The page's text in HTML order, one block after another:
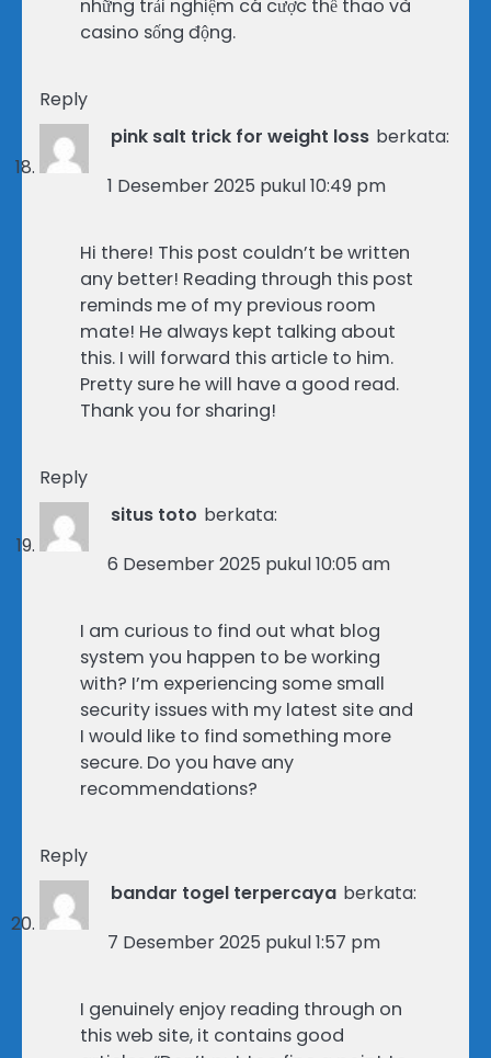
những trải nghiệm cá cược thể thao và
casino sống động.
Reply
pink salt trick for weight loss berkata:
1 Desember 2025 pukul 10:49 pm
Hi there! This post couldn’t be written
any better! Reading through this post
reminds me of my previous room
mate! He always kept talking about
this. I will forward this article to him.
Pretty sure he will have a good read.
Thank you for sharing!
Reply
situs toto berkata:
6 Desember 2025 pukul 10:05 am
I am curious to find out what blog
system you happen to be working
with? I’m experiencing some small
security issues with my latest site and
I would like to find something more
secure. Do you have any
recommendations?
Reply
bandar togel terpercaya berkata:
7 Desember 2025 pukul 1:57 pm
I genuinely enjoy reading through on
this web site, it contains good